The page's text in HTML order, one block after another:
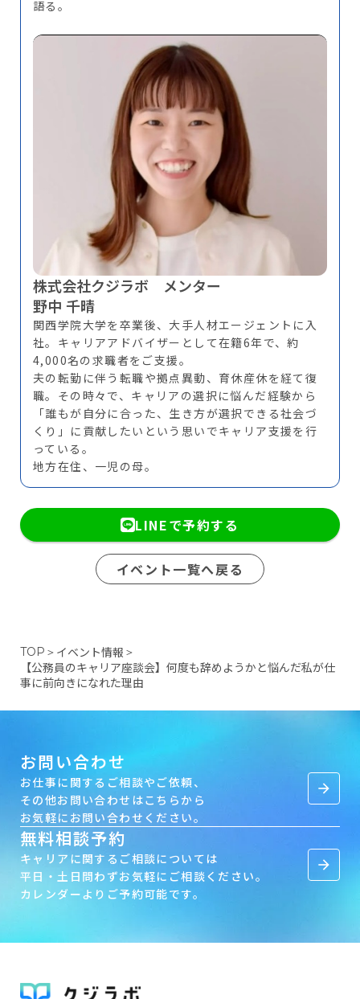
語る。
株式会社クジラボ メンター
野中 千晴
関西学院大学を卒業後、大手人材エージェントに入
社。キャリアアドバイザーとして在籍6年で、約
4,000名の求職者をご支援。
夫の転勤に伴う転職や拠点異動、育休産休を経て復
職。その時々で、キャリアの選択に悩んだ経験から
「誰もが自分に合った、生き方が選択できる社会づ
くり」に貢献したいという思いでキャリア支援を行
っている。
地方在住、一児の母。
LINEで予約する
イベント一覧へ戻る
TOP ＞ イベント情報 ＞
【公務員のキャリア座談会】何度も辞めようかと悩んだ私が仕
事に前向きになれた理由
お問い合わせ
お仕事に関するご相談やご依頼、
その他お問い合わせはこちらから
お気軽にお問い合わせください。
arrow_forward
無料相談予約
キャリアに関するご相談については
平日・土日問わずお気軽にご相談ください。
カレンダーよりご予約可能です。
arrow_forward